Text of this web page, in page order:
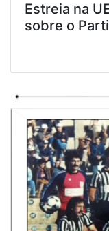
Estreia na
sobre o